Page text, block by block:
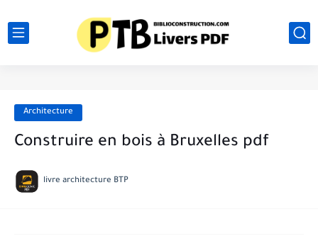
Architecture
Construire en bois à Bruxelles pdf
livre architecture BTP